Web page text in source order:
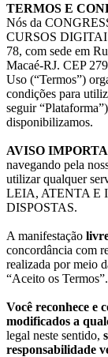
TERMOS E
Nós da
CURSOS
78, com sede em
Macaé-RJ. CEP
Uso (“Termos”)
condições para
seguir
disponibilizamos.
AVISO
navegando pela
utilizar qualquer
LEIA, ATENTA E
DISPOSTAS.
A manifestação
concordância com
realizada por meio
“Aceito os Termos”.
Você reconhece e
modificados a
legal neste sentido,
responsabilidade